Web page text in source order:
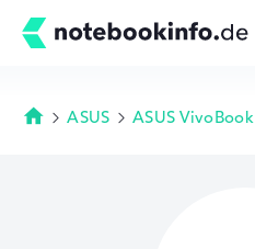
Startseite
ASUS ASUS VivoBook